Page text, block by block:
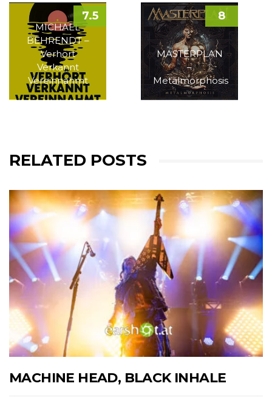
MICHAEL
BEHRENDT –
Verhört
Verkannt
Vereinnahmt
7.5
MASTERPLAN
–
Metalmorphosis
8
RELATED POSTS
MACHINE HEAD, BLACK INHALE